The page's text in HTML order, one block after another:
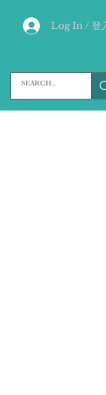
Log In / 登